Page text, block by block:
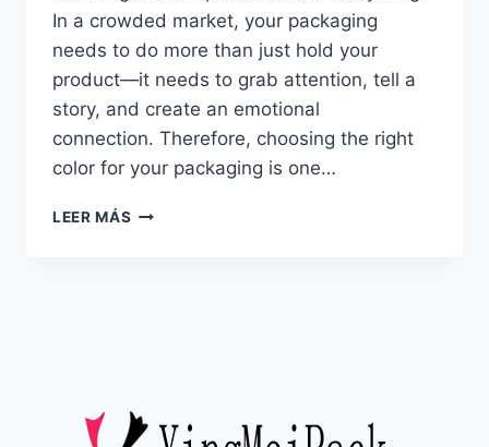
In a crowded market, your packaging
needs to do more than just hold your
product—it needs to grab attention, tell a
story, and create an emotional
connection. Therefore, choosing the right
color for your packaging is one…
LEER MÁS